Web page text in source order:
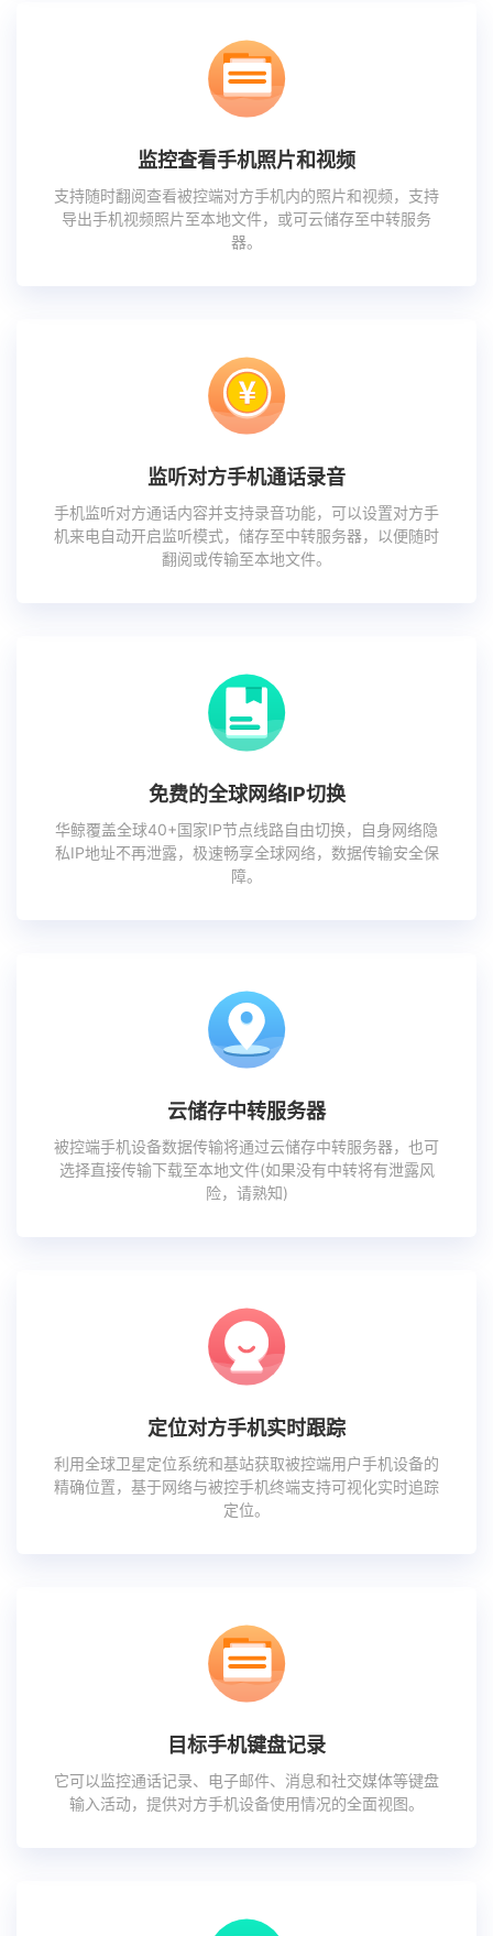
监控查看手机照片和视频
支持随时翻阅查看被控端对方手机内的照片和视频，支持
导出手机视频照片至本地文件，或可云储存至中转服务
器。
监听对方手机通话录音
手机监听对方通话内容并支持录音功能，可以设置对方手
机来电自动开启监听模式，储存至中转服务器，以便随时
翻阅或传输至本地文件。
免费的全球网络IP切换
华鲸覆盖全球40+国家IP节点线路自由切换，自身网络隐
私IP地址不再泄露，极速畅享全球网络，数据传输安全保
障。
云储存中转服务器
被控端手机设备数据传输将通过云储存中转服务器，也可
选择直接传输下载至本地文件(如果没有中转将有泄露风
险，请熟知)
定位对方手机实时跟踪
利用全球卫星定位系统和基站获取被控端用户手机设备的
精确位置，基于网络与被控手机终端支持可视化实时追踪
定位。
目标手机键盘记录
它可以监控通话记录、电子邮件、消息和社交媒体等键盘
输入活动，提供对方手机设备使用情况的全面视图。